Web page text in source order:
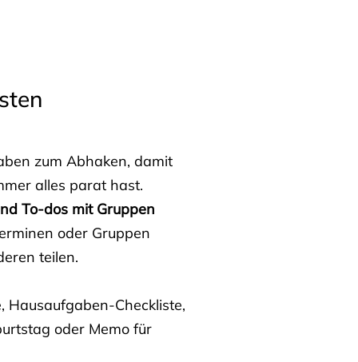
zum Abhaken, damit
alles parat hast.
To-dos mit Gruppen
oder Gruppen
teilen.
Hausaufgaben-Checkliste,
oder Memo für